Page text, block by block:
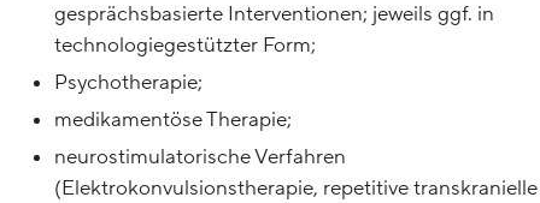
gesprächsbasierte Interventionen; jeweils ggf. in
technologiegestützter Form;
Psychotherapie;
medikamentöse Therapie;
neurostimulatorische Verfahren
(Elektrokonvulsionstherapie, repetitive transkranielle